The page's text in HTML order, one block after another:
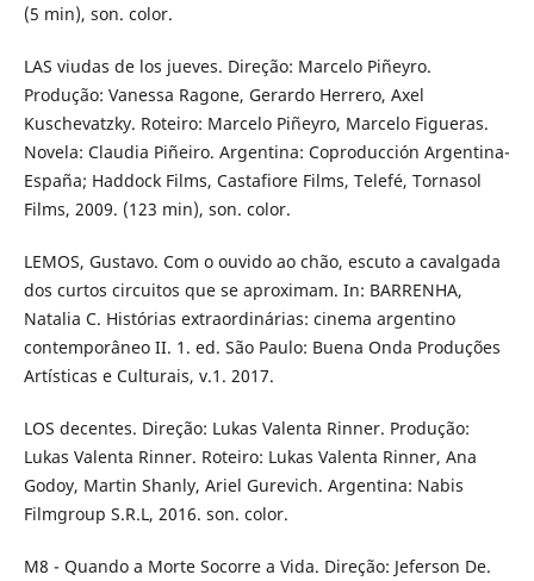
(5 min), son. color.
LAS viudas de los jueves. Direção: Marcelo Piñeyro.
Produção: Vanessa Ragone, Gerardo Herrero, Axel
Kuschevatzky. Roteiro: Marcelo Piñeyro, Marcelo Figueras.
Novela: Claudia Piñeiro. Argentina: Coproducción Argentina-
España; Haddock Films, Castafiore Films, Telefé, Tornasol
Films, 2009. (123 min), son. color.
LEMOS, Gustavo. Com o ouvido ao chão, escuto a cavalgada
dos curtos circuitos que se aproximam. In: BARRENHA,
Natalia C. Histórias extraordinárias: cinema argentino
contemporâneo II. 1. ed. São Paulo: Buena Onda Produções
Artísticas e Culturais, v.1. 2017.
LOS decentes. Direção: Lukas Valenta Rinner. Produção:
Lukas Valenta Rinner. Roteiro: Lukas Valenta Rinner, Ana
Godoy, Martin Shanly, Ariel Gurevich. Argentina: Nabis
Filmgroup S.R.L, 2016. son. color.
M8 - Quando a Morte Socorre a Vida. Direção: Jeferson De.